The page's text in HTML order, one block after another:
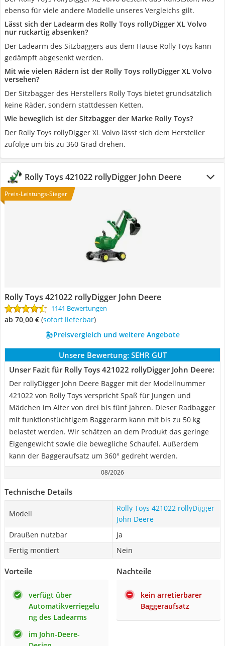
ebenso für viele andere Modelle unseres Vergleichs gilt.
Lässt sich der Ladearm des Rolly Toys rollyDigger XL Volvo
nur ruckartig absenken?
Der Ladearm des Sitzbaggers aus dem Hause Rolly Toys kann
gedämpft abgesenkt werden.
Mit wie vielen Rädern ist der Rolly Toys rollyDigger XL Volvo
versehen?
Der Sitzbagger des Herstellers Rolly Toys bietet grundsätzlich
keine Räder, sondern stattdessen Ketten.
Wie beweglich ist der Sitzbagger der Marke Rolly Toys?
Der Rolly Toys rollyDigger XL Volvo lässt sich dem Hersteller
zufolge um bis zu 360 Grad drehen.
Rolly Toys 421022 rollyDigger John Deere
Preis-Leistungs-Sieger
Rolly Toys 421022 rollyDigger John Deere
1141 Bewertungen
ab 70,00 € ( Sofort lieferbar)
Preisvergleich und weitere Angebote
Unsere Bewertung: SEHR GUT
Unser Fazit für Rolly Toys 421022 rollyDigger John Deere:
Der rollyDigger John Deere Bagger mit der Modellnummer
421022 von Rolly Toys verspricht Spaß für Jungen und
Mädchen im Alter von drei bis fünf Jahren. Dieser Radbagger
mit funktionstüchtigem Baggerarm kann mit bis zu 50 kg
belastet werden. Wir schätzen an dem Produkt das geringe
Eigengewicht sowie die bewegliche Schaufel. Außerdem
kann der Baggeraufsatz um 360° gedreht werden.
08/2026
Technische Details
Modell
Rolly Toys 421022 rollyDigger
John Deere
Draußen nutzbar
Ja
Fertig montiert
Nein
Vorteile
verfügt über
Automatikverriegelu
ng des Ladearms
im John-Deere-
Nachteile
kein arretierbarer
Baggeraufsatz